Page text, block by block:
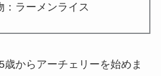
：ラーメンライス
からアーチェリーを始めま